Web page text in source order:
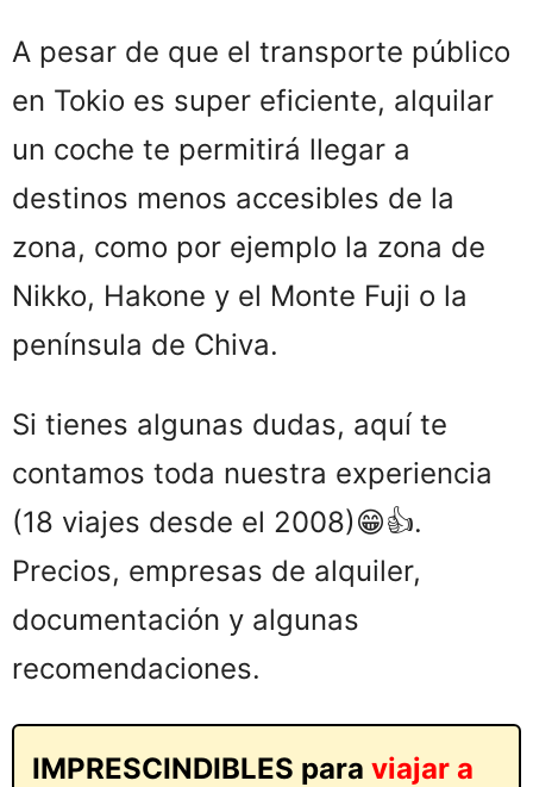
A pesar de que el transporte público
en Tokio es super eficiente, alquilar
un coche te permitirá llegar a
destinos menos accesibles de la
zona, como por ejemplo la zona de
Nikko, Hakone y el Monte Fuji o la
península de Chiva.
Si tienes algunas dudas, aquí te
contamos toda nuestra experiencia
(18 viajes desde el 2008)😁👍.
Precios, empresas de alquiler,
documentación y algunas
recomendaciones.
IMPRESCINDIBLES para viajar a